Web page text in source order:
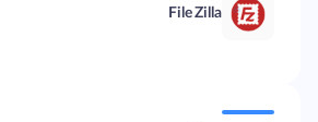
File Zilla